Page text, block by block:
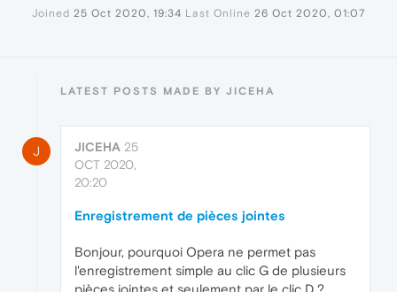
Joined 25 Oct 2020, 19:34 Last Online 26 Oct 2020, 01:07
LATEST POSTS MADE BY JICEHA
J JICEHA 25
OCT 2020,
20:20
Enregistrement de pièces jointes
Bonjour, pourquoi Opera ne permet pas
l'enregistrement simple au clic G de plusieurs
pièces jointes et seulement par le clic D ?